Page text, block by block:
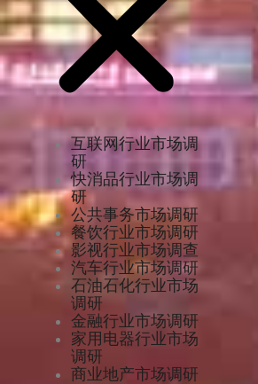
互联网行业市场调
研
快消品行业市场调
研
公共事务市场调研
餐饮行业市场调研
影视行业市场调查
汽车行业市场调研
石油石化行业市场
调研
金融行业市场调研
家用电器行业市场
调研
商业地产市场调研